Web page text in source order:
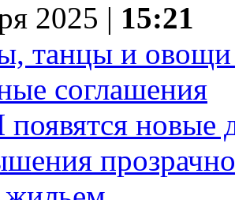
2025 | 15:21
танцы и
соглашения